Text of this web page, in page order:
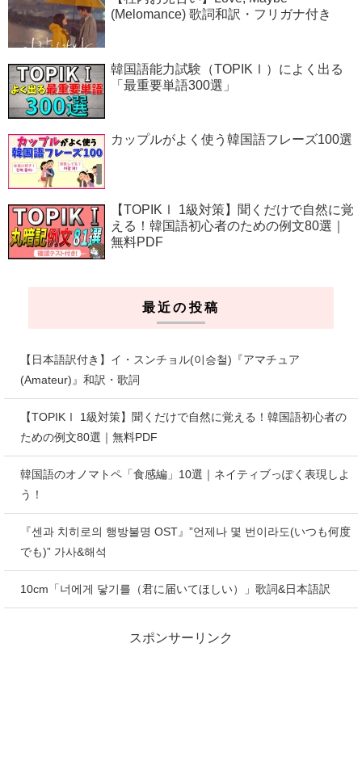
(Melomance) 歌詞和訳・フリガナ付き
韓国語能力試験（TOPIKⅠ）によく出る
「最重要単語300選」
カップルがよく使う韓国語フレーズ100選
【TOPIKⅠ 1級対策】聞くだけで自然に覚
える！韓国語初心者のための例文80選｜
無料PDF
最近の投稿
【日本語訳付き】イ・スンチョル(이승철)『アマチュア
(Amateur)』和訳・歌詞
【TOPIKⅠ 1級対策】聞くだけで自然に覚える！韓国語初心者の
ための例文80選｜無料PDF
韓国語のオノマトペ「食感編」10選｜ネイティブっぽく表現しよ
う！
『센과 치히로의 행방불명 OST』”언제나 몇 번이라도(いつも何度
でも)” 가사&해석
10cm「너에게 닿기를（君に届いてほしい）」歌詞&日本語訳
スポンサーリンク